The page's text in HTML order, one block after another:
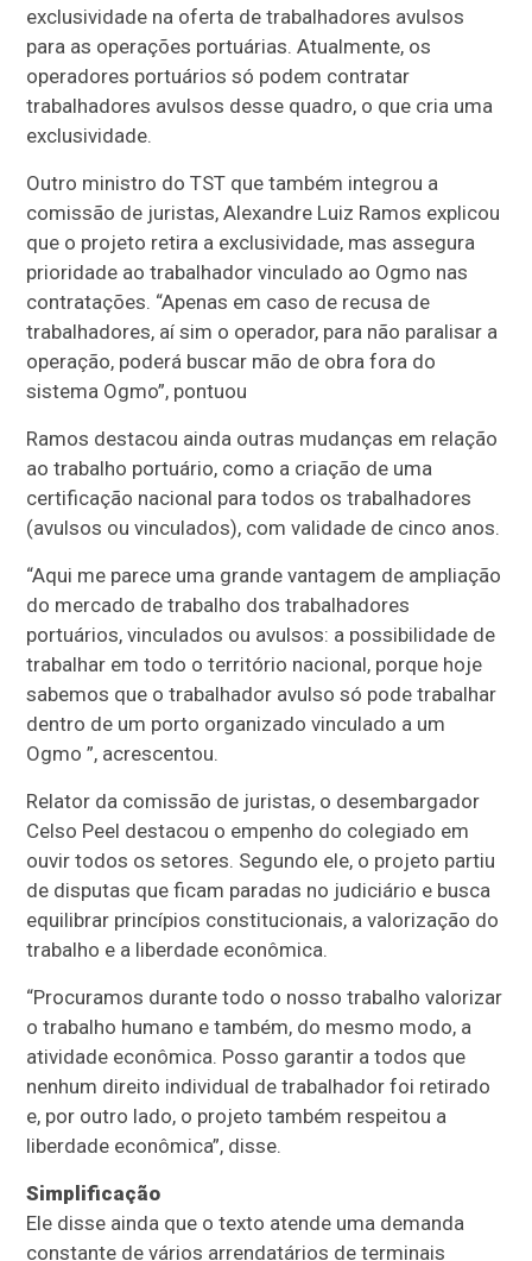
exclusividade na oferta de trabalhadores avulsos
para as operações portuárias. Atualmente, os
operadores portuários só podem contratar
trabalhadores avulsos desse quadro, o que cria uma
exclusividade.
Outro ministro do TST que também integrou a
comissão de juristas, Alexandre Luiz Ramos explicou
que o projeto retira a exclusividade, mas assegura
prioridade ao trabalhador vinculado ao Ogmo nas
contratações. “Apenas em caso de recusa de
trabalhadores, aí sim o operador, para não paralisar a
operação, poderá buscar mão de obra fora do
sistema Ogmo”, pontuou
Ramos destacou ainda outras mudanças em relação
ao trabalho portuário, como a criação de uma
certificação nacional para todos os trabalhadores
(avulsos ou vinculados), com validade de cinco anos.
“Aqui me parece uma grande vantagem de ampliação
do mercado de trabalho dos trabalhadores
portuários, vinculados ou avulsos: a possibilidade de
trabalhar em todo o território nacional, porque hoje
sabemos que o trabalhador avulso só pode trabalhar
dentro de um porto organizado vinculado a um
Ogmo ”, acrescentou.
Relator da comissão de juristas, o desembargador
Celso Peel destacou o empenho do colegiado em
ouvir todos os setores. Segundo ele, o projeto partiu
de disputas que ficam paradas no judiciário e busca
equilibrar princípios constitucionais, a valorização do
trabalho e a liberdade econômica.
“Procuramos durante todo o nosso trabalho valorizar
o trabalho humano e também, do mesmo modo, a
atividade econômica. Posso garantir a todos que
nenhum direito individual de trabalhador foi retirado
e, por outro lado, o projeto também respeitou a
liberdade econômica”, disse.
Simplificação
Ele disse ainda que o texto atende uma demanda
constante de vários arrendatários de terminais